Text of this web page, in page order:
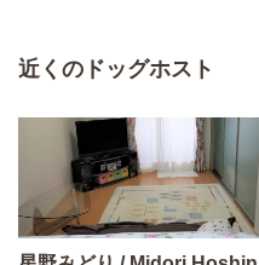
近くのドッグホスト